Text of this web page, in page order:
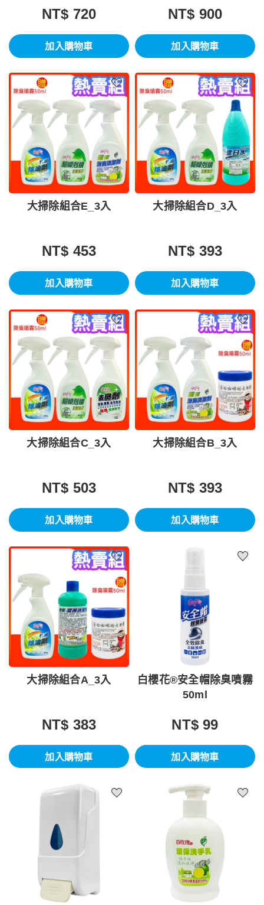
NT$ 720
加入購物車
NT$ 900
加入購物車
大掃除組合E_3入
NT$ 453
加入購物車
大掃除組合D_3入
NT$ 393
加入購物車
大掃除組合C_3入
NT$ 503
加入購物車
大掃除組合B_3入
NT$ 393
加入購物車
大掃除組合A_3入
NT$ 383
加入購物車
白櫻花®安全帽除臭噴霧
50ml
NT$ 99
加入購物車